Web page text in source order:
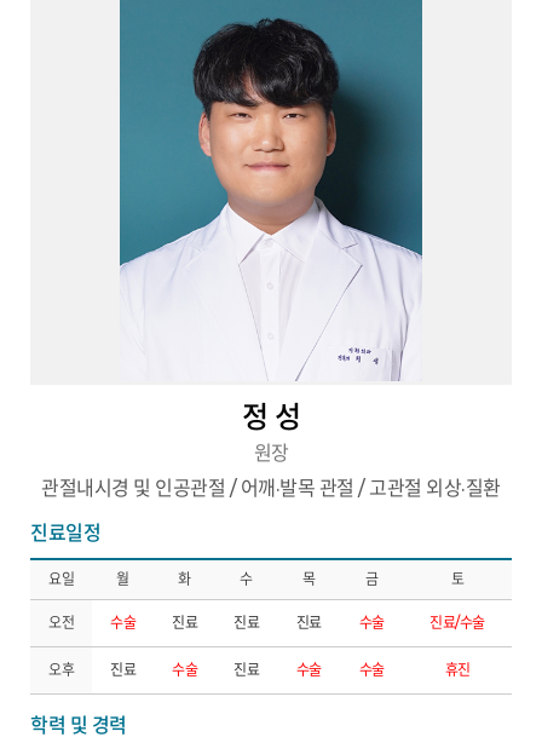
정 성
원장
관절내시경 및 인공관절 / 어깨·발목 관절 / 고관절 외상·질환
진료일정
요일 월 화 수 목 금 토
오전 수술 진료 진료 진료 수술 진료/수술
오후 진료 수술 진료 수술 수술 휴진
학력 및 경력